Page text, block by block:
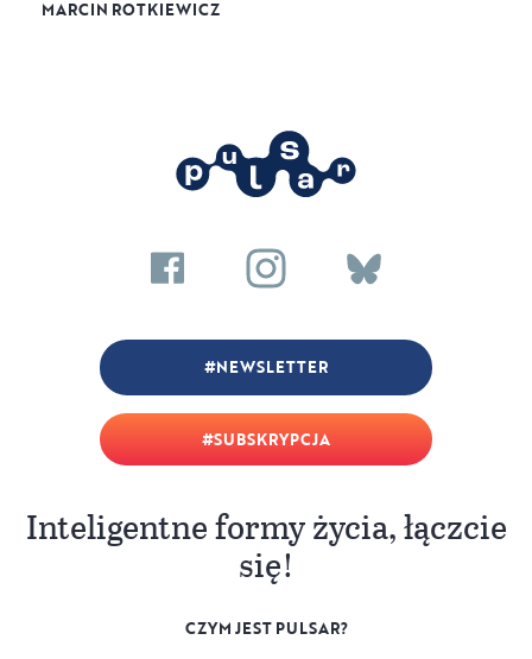
MARCIN ROTKIEWICZ
SUBSKRYPCJA
NEWSLETTER
Inteligentne formy życia, łączcie
się!
CZYM JEST PULSAR?